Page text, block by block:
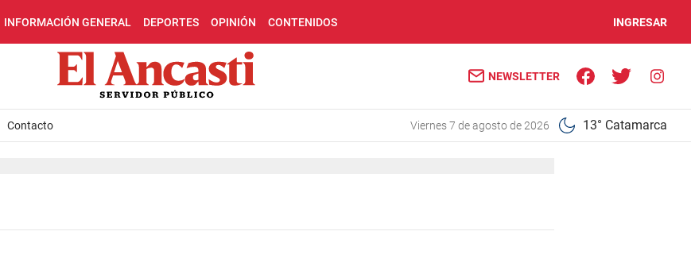
INFORMACIÓN GENERAL DEPORTES OPINIÓN CONTENIDOS INGRESAR
NEWSLETTER
Contacto viernes 7 de agosto de 2026 13° Catamarca